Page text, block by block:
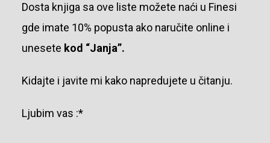
Dosta knjiga sa ove liste možete naći u Finesi
gde imate 10% popusta ako naručite online i
unesete kod “Janja”.
Kidajte i javite mi kako napredujete u čitanju.
Ljubim vas :*